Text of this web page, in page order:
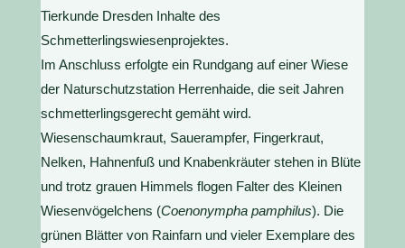
Tierkunde Dresden Inhalte des
Schmetterlingswiesenprojektes.
Im Anschluss erfolgte ein Rundgang auf einer Wiese
der Naturschutzstation Herrenhaide, die seit Jahren
schmetterlingsgerecht gemäht wird.
Wiesenschaumkraut, Sauerampfer, Fingerkraut,
Nelken, Hahnenfuß und Knabenkräuter stehen in Blüte
und trotz grauen Himmels flogen Falter des Kleinen
Wiesenvögelchens (Coenonympha pamphilus). Die
grünen Blätter von Rainfarn und vieler Exemplare des